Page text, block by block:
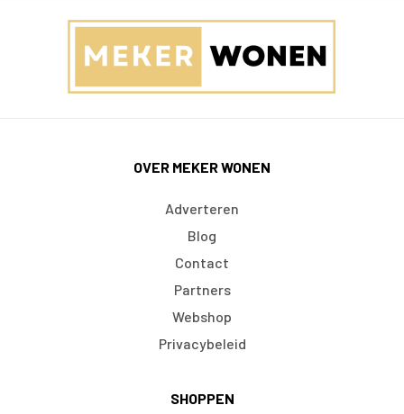
OVER MEKER WONEN
Adverteren
Blog
Contact
Partners
Webshop
Privacybeleid
SHOPPEN